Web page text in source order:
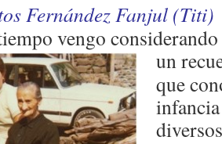
Fernández Fanjul (Titi)
vengo
un
que